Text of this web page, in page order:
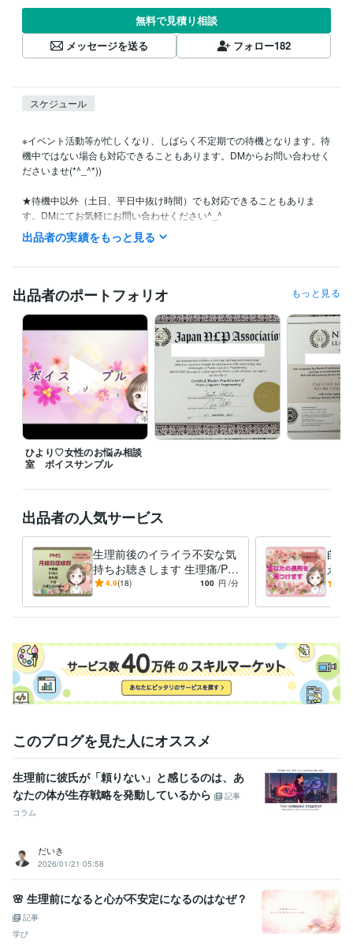
無料で見積り相談
メッセージを送る
フォロー182
スケジュール
※イベント活動等が忙しくなり、しばらく不定期での待機となります。待
機中ではない場合も対応できることもあります。DMからお問い合わせく
ださいませ(*^_^*))
★待機中以外（土日、平日中抜け時間）でも対応できることもありま
す。DMにてお気軽にお問い合わせください^_^
＜お客様へ＞
ありがとうございます(*^-^*)
お話しできるのを心より楽しみにしております。
「こんなこと相談していいのかな？」ということがありましたらお気軽
にメッセージ下さいね(*^^*)
声のサンプルはこちらです☆彡
https://youtu.be/6sW2_s8AVZ0
★予約は24時間受け付けています☆彡希望日時、時間などお気軽にお問
経験職種
ライフスタイル・その他 / カウンセラー・コーチ
職歴
上級心理カウンセラー 2022年9月 ~ 現在
受賞歴
自分再発見ワークショップ！『自分を褒める』開催
ゴスペルコンサ
ート　ソロパート担当 熊本日日新聞合唱コンクール　最優秀賞
上級心理カウンセラー 取得年 : 2021年
実用英語技能検定2級 取得年 : 2014年
実用英語技能検定準1級 取得年 : 2016年
歯科技工士 取得年 : 1996年
ポジティブ心理学実践インストラクター 取得年 : 2023年
夫婦カウンセラー 取得年 : 2023年
その他ツール
Webカウンセラー:3年ゴスペル:13年英語発音指導:3年
恋愛メール相談:3年
ADHDの子供の子育てアドバイザー:11年
NLPマスタープラクティショナー認定コース修了:2年
悩み相談・カウンセリング 問題解決の糸口発見カウンセリング
自分
のいい所見つけ&他人のいい所見つけ♪
恋愛／夫婦
／親子／友人関係　メール相談
ADHDの子供を育てる 場面かん黙の
出品者の実績をもっと見る
出品者のポートフォリオ もっと見る
ひより♡女性のお悩み相談
室 ボイスサンプル
出品者の人気サービス
生理前後のイライラ不安な気
持ちお聴きします 生理痛/PM
S/PMDD/更年期/不妊/子育て
4.9(18) 100 円 /分
自己
えで
己否
み
このブログを見た人にオススメ
生理前に彼氏が「頼りない」と感じるのは、あ
なたの体が生存戦略を発動しているから
記事
コラム
だいき
2026/01/21 05:58
🌸 生理前になると心が不安定になるのはなぜ？
記事
学び